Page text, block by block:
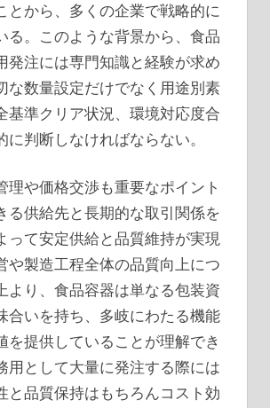
とから、多くの企業で戦略的に
る。このような背景から、食品
発注には専門知識と経験が求め
な数量設定だけでなく用途別素
基準クリア状況、環境対応度合
に判断しなければならない。
理や価格交渉も重要なポイント
る供給先と長期的な取引関係を
って安定供給と品質維持が実現
や製造工程全体の品質向上につ
より、食品容器は単なる包装資
合いを持ち、多岐にわたる機能
を提供していることが理解でき
用として大量に発注する際には
と品質保持はもちろんコスト効